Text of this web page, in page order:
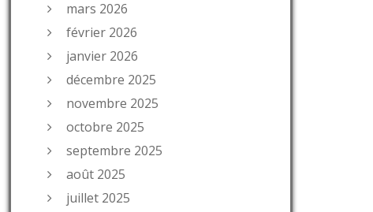
mars 2026
février 2026
janvier 2026
décembre 2025
novembre 2025
octobre 2025
septembre 2025
août 2025
juillet 2025